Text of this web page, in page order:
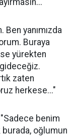
Ben yanımızda
Buraya
yürekten
zaten
herkese..."
"Sadece benim
burada, oğlumun